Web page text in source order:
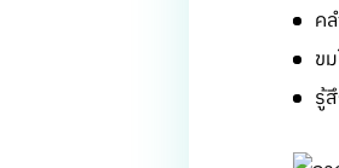
ค
ข
รู้